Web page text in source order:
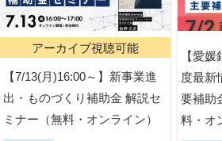
アーカイブ視聴可能
【7/13(月)16:00～】新事業進
出・ものづくり補助金 解説セ
ミナー（無料・オンライン）
【愛
度最新
要補助
料・オ